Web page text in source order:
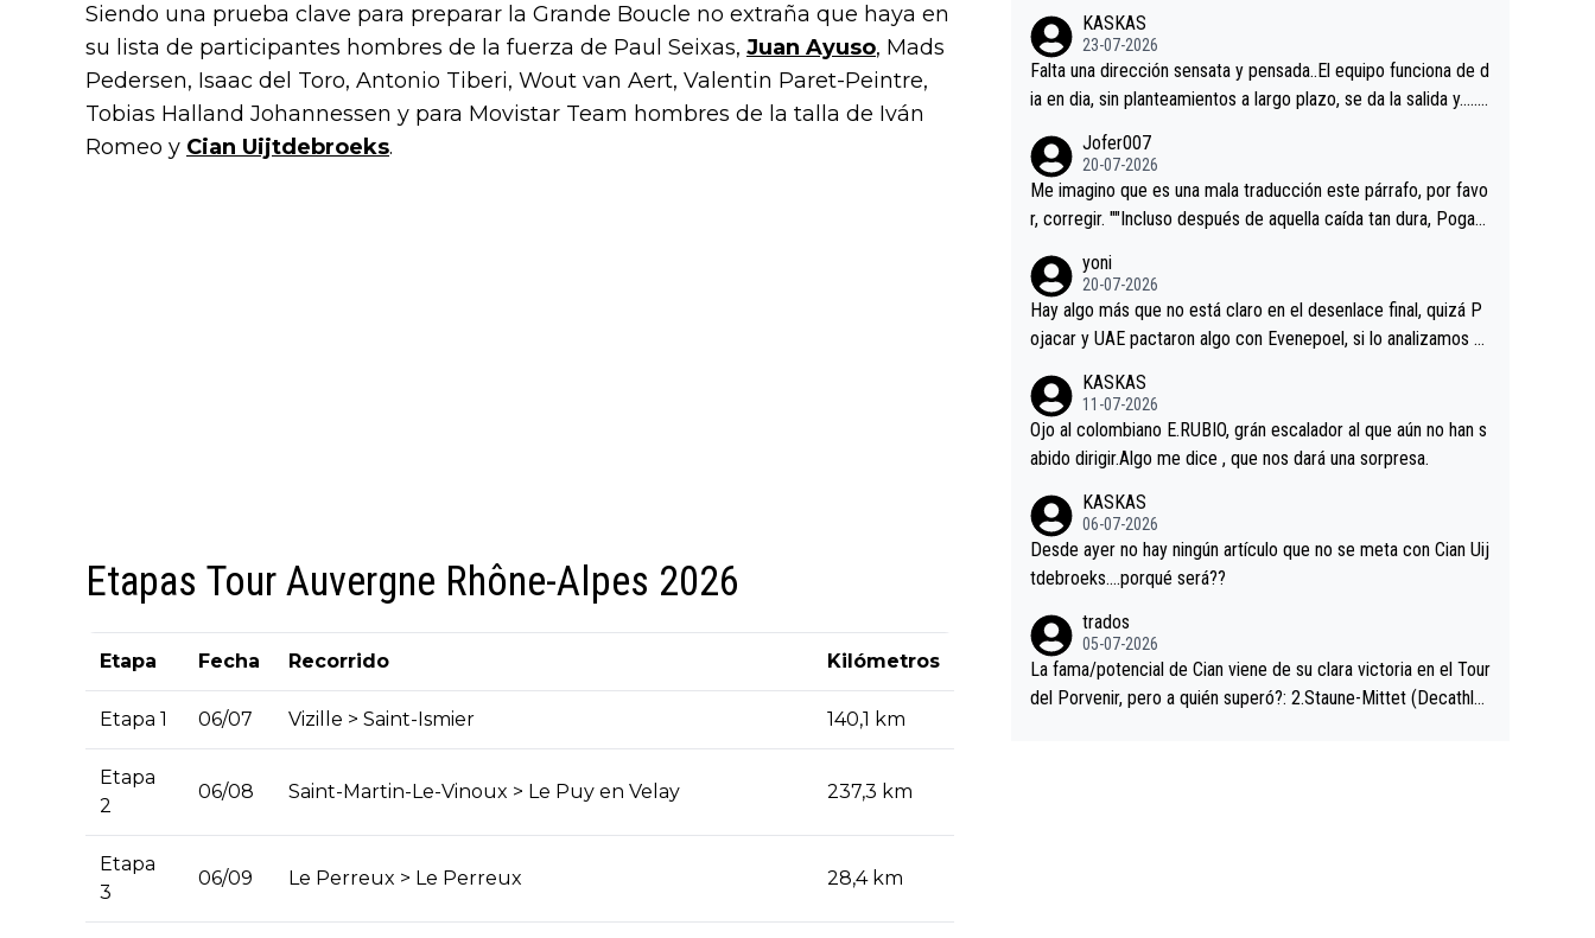
Siendo una prueba clave para preparar la Grande Boucle no extraña que haya en
su lista de participantes hombres de la fuerza de Paul Seixas, Juan Ayuso, Mads
Pedersen, Isaac del Toro, Antonio Tiberi, Wout van Aert, Valentin Paret-Peintre,
Tobias Halland Johannessen y para Movistar Team hombres de la talla de Iván
Romeo y Cian Uijtdebroeks.
Etapas Tour Auvergne Rhône-Alpes 2026
Etapa Fecha Recorrido Kilómetros
Etapa 1 06/07 Vizille > Saint-Ismier 140,1 km
Etapa
2
06/08 Saint-Martin-Le-Vinoux > Le Puy en Velay 237,3 km
Etapa
3
06/09 Le Perreux > Le Perreux 28,4 km
KASKAS
23-07-2026
Falta una dirección sensata y pensada..El equipo funciona de d
ia en dia, sin planteamientos a largo plazo, se da la salida y…..v
a, Minguez, Velez etc etc.Me da pena vivir estos momentos t
an tristes sin victorias.
Jofer007
20-07-2026
Me imagino que es una mala traducción este párrafo, por favo
r, corregir. ""Incluso después de aquella caída tan dura, Pogac
rd permaneció pegado a su rueda. Parecía increíble la forma
en la que era capaz de controlar el miedo", recordó."
yoni
20-07-2026
Hay algo más que no está claro en el desenlace final, quizá P
ojacar y UAE pactaron algo con Evenepoel, si lo analizamos P
casi sin pedalear, luego está el saludo con Evenepoel dándose
la mano de una manera muy fraternal, más allá de los típicos t
oques en el hombro con que saludaba a Vingegard. Ahí hubo u
o aprieta, a ver si por querer poner a Del Toro con calzador e
n posición de podio UAE y Pojacar se van complicar el tour.
KASKAS
11-07-2026
Ojo al colombiano E.RUBIO, grán escalador al que aún no han s
abido dirigir.Algo me dice , que nos dará una sorpresa.
KASKAS
06-07-2026
Desde ayer no hay ningún artículo que no se meta con Cian Uij
tdebroeks….porqué será??
trados
05-07-2026
La fama/potencial de Cian viene de su clara victoria en el Tour
del Porvenir, pero a quién superó?: 2.Staune-Mittet (Decathlo